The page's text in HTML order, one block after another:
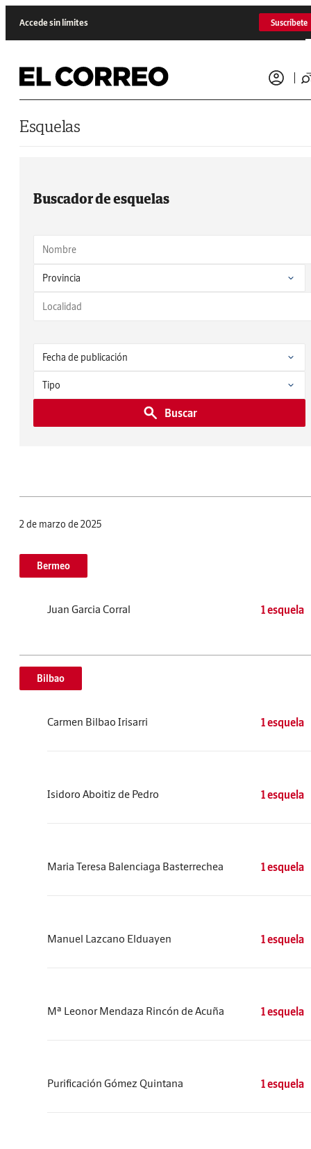
Accede sin límites Suscríbete
Esquelas
Buscador de esquelas
Buscar
2 de marzo de 2025
Bermeo
Juan Garcia Corral 1 esquela
Bilbao
Carmen Bilbao Irisarri 1 esquela
Isidoro Aboitiz de Pedro 1 esquela
Maria Teresa Balenciaga Basterrechea 1 esquela
Manuel Lazcano Elduayen 1 esquela
Mª Leonor Mendaza Rincón de Acuña 1 esquela
Purificación Gómez Quintana 1 esquela